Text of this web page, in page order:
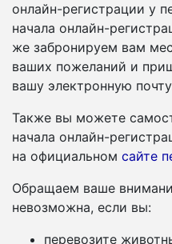
онлайн-регистрации у
начала онлайн-
же забронируем вам
ваших пожеланий и
вашу электронную
Также вы можете
начала онлайн-
на официальном сайте
Обращаем ваше
невозможна, если вы:
перевозите